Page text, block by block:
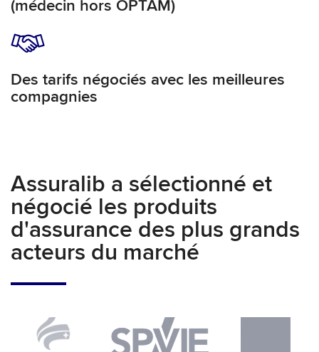
(médecin hors OPTAM)
Des tarifs négociés avec les meilleures
compagnies
Assuralib a sélectionné et
négocié les produits
d'assurance des plus grands
acteurs du marché